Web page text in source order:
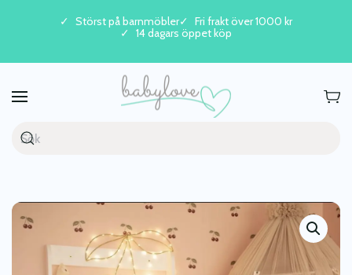
Skip to main content
Störst på barnmöbler
Fri frakt över 1000 kr
14 dagars öppet köp